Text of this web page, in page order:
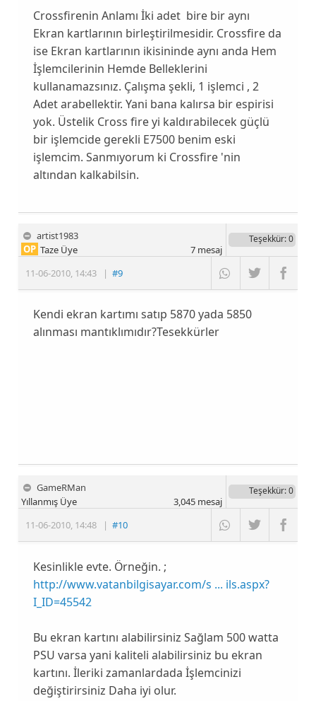
Crossfirenin Anlamı İki adet bire bir aynı
Ekran kartlarının birleştirilmesidir. Crossfire da
ise Ekran kartlarının ikisininde aynı anda Hem
İşlemcilerinin Hemde Belleklerini
kullanamazsınız. Çalışma şekli, 1 işlemci , 2
Adet arabellektir. Yani bana kalırsa bir espirisi
yok. Üstelik Cross fire yi kaldırabilecek güçlü
bir işlemcide gerekli E7500 benim eski
işlemcim. Sanmıyorum ki Crossfire 'nin
altından kalkabilsin.
artist1983
11-06-2010 14:43 |#9
OP Taze Üye
Teşekkür: 0
7mesaj
Kendi ekran kartımı satıp 5870 yada 5850
alınması mantıklımıdır?Tesekkürler
GameRMan
11-06-2010, 14:48 |#10
Yıllanmış Üye
Teşekkür: 0
3,045mesaj
Kesinlikle evte. Örneğin. ;
http://www.vatanbilgisayar.com/s ... ils.aspx?
I_ID=45542
Bu ekran kartını alabilirsiniz Sağlam 500 watta
PSU varsa yani kaliteli alabilirsiniz bu ekran
kartını. İleriki zamanlardada İşlemcinizi
değiştirirsiniz Daha iyi olur.